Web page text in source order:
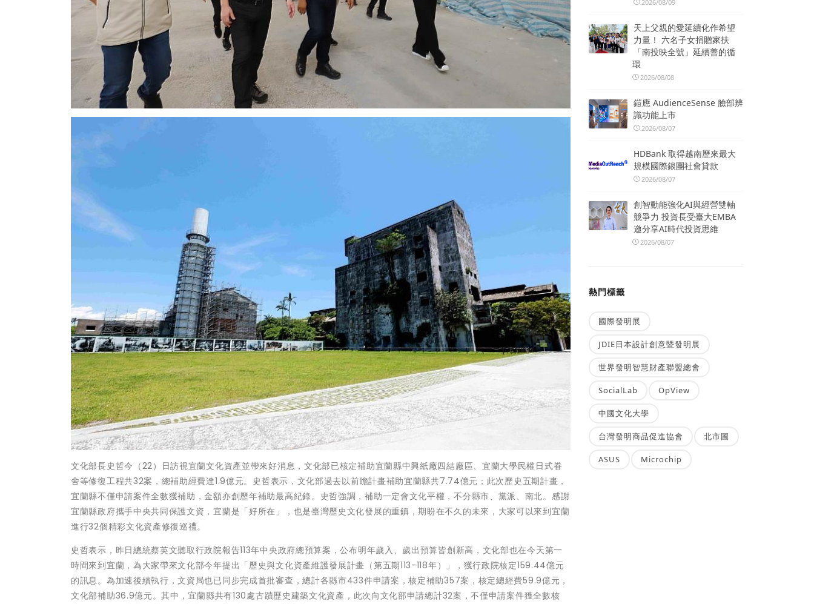
文化部長史哲今（22）日訪視宜蘭文化資產並帶來好消息，文化部已核定補助宜蘭縣中興紙廠四結廠區、宜蘭大學民權日式眷
舍等修復工程共32案，總補助經費達1.9億元。史哲表示，文化部過去以前瞻計畫補助宜蘭縣共7.74億元；此次歷史五期計畫，
宜蘭縣不僅申請案件全數獲補助，金額亦創歷年補助最高紀錄。史哲強調，補助一定會文化平權，不分縣市、黨派、南北。感謝
宜蘭縣政府攜手中央共同保護文資，宜蘭是「好所在」，也是臺灣歷史文化發展的重鎮，期盼在不久的未來，大家可以來到宜蘭
進行32個精彩文化資產修復巡禮。
史哲表示，昨日總統蔡英文聽取行政院報告113年中央政府總預算案，公布明年歲入、歲出預算皆創新高，文化部也在今天第一
時間來到宜蘭，為大家帶來文化部今年提出「歷史與文化資產維護發展計畫（第五期113-118年）」，獲行政院核定159.44億元
的訊息。為加速後續執行，文資局也已同步完成首批審查，總計各縣市433件申請案，核定補助357案，核定總經費59.9億元，
文化部補助36.9億元。其中，宜蘭縣共有130處古蹟歷史建築文化資產，此次向文化部申請總計32案，不僅申請案件獲全數核
2026/08/09
天上父親的愛延續化作希望
力量！ 六名子女捐贈家扶
「南投映全號」延續善的循
環
2026/08/08
鎧應 AudienceSense 臉部辨
識功能上市
2026/08/07
HDBank 取得越南歷來最大
規模國際銀團社會貸款
2026/08/07
創智動能強化AI與經營雙軸
競爭力 投資長受臺大EMBA
邀分享AI時代投資思維
2026/08/07
熱門標籤
國際發明展
JDIE日本設計創意暨發明展
世界發明智慧財產聯盟總會
SocialLab OpView
中國文化大學
台灣發明商品促進協會 北市圖
ASUS Microchip